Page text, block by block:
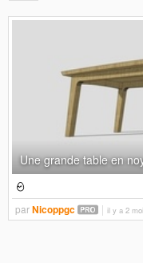
Une grande table en
parNicoppgc il y a 2